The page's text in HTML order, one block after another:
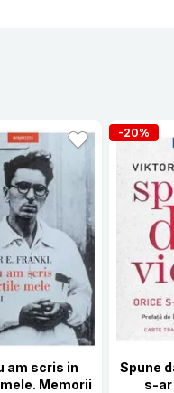
am scris in
Memorii
-20%
Spune
s-